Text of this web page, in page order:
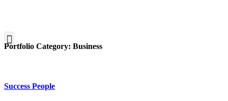
Portfolio Category: Business
Success People